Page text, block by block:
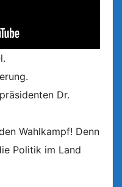
Dr.
Wahlkampf! Denn
Politik im Land